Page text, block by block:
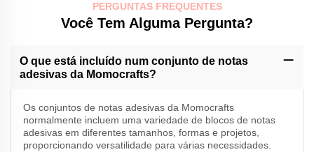
PERGUNTAS FREQUENTES
Você Tem Alguma Pergunta?
O que está incluído num conjunto de notas
adesivas da Momocrafts?
Os conjuntos de notas adesivas da Momocrafts
normalmente incluem uma variedade de blocos de notas
adesivas em diferentes tamanhos, formas e projetos,
proporcionando versatilidade para várias necessidades.